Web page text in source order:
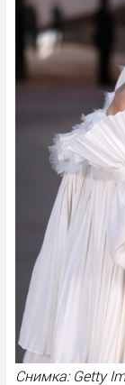
Снимка: Getty